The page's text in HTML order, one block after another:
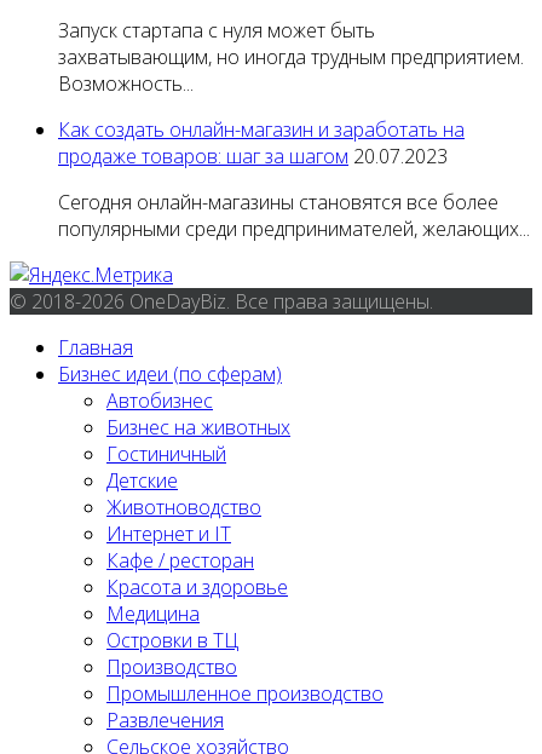
Запуск стартапа с нуля может быть
захватывающим, но иногда трудным предприятием.
Возможность...
Как создать онлайн-магазин и заработать на
продаже товаров: шаг за шагом 20.07.2023
Сегодня онлайн-магазины становятся все более
популярными среди предпринимателей, желающих...
© 2018-2026 OneDayBiz. Все права защищены.
Главная
Бизнес идеи (по сферам)
Автобизнес
Бизнес на животных
Гостиничный
Детские
Животноводство
Интернет и IT
Кафе / ресторан
Красота и здоровье
Медицина
Островки в ТЦ
Производство
Промышленное производство
Развлечения
Сельское хозяйство